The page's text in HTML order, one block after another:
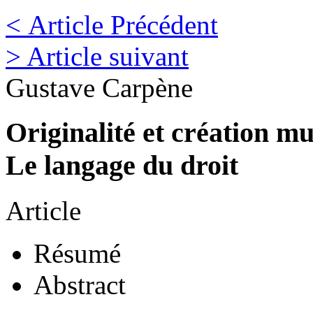
< Article Précédent
> Article suivant
Gustave Carpène
Originalité et création
Le langage du droit
Article
Résumé
Abstract